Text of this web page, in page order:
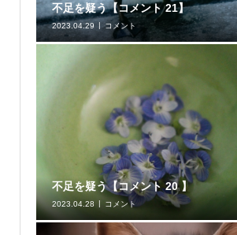
不足を疑う【コメント 21】
2023.04.29 コメント
不足を疑う【コメント 20 】
2023.04.28 コメント